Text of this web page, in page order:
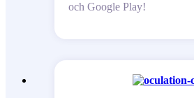
och Google Play!